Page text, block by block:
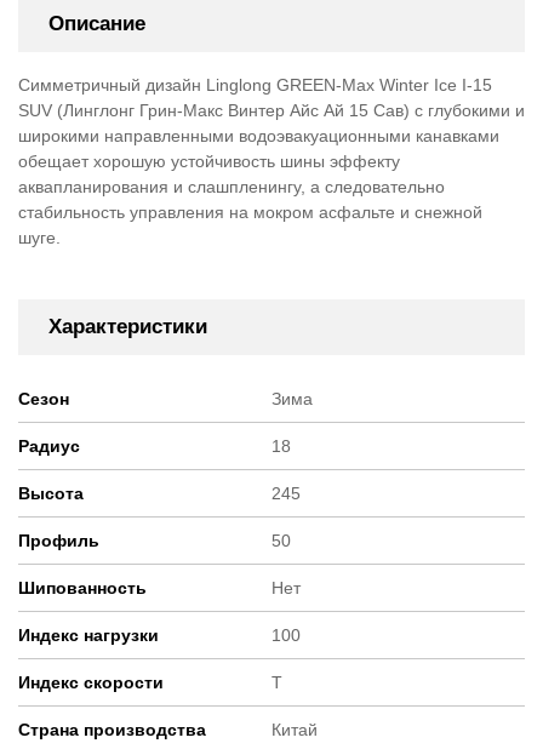
Описание
Симметричный дизайн Linglong GREEN-Max Winter Ice I-15
SUV (Линглонг Грин-Макс Винтер Айс Ай 15 Сав) с глубокими и
широкими направленными водоэвакуационными канавками
обещает хорошую устойчивость шины эффекту
аквапланирования и слашпленингу, а следовательно
стабильность управления на мокром асфальте и снежной
шуге.
Характеристики
Сезон Зима
Радиус 18
Высота 245
Профиль 50
Шипованность Нет
Индекс нагрузки 100
Индекс скорости T
Страна производства Китай